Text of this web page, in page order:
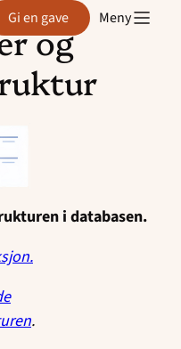
Gi en gave Meny
og
i databasen.
en.